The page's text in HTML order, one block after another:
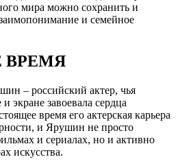
мира можно сохранить и
и семейное
ВРЕМЯ
– российский актер, чья
экране завоевала сердца
время его актерская карьера
и Ярушин не просто
и сериалах, но и активно
искусства.